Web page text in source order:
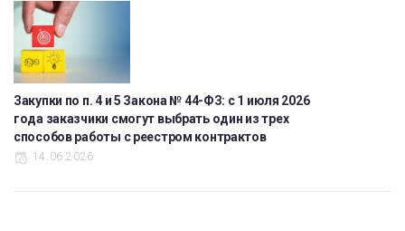
Закупки по п. 4 и 5 Закона № 44-ФЗ: с 1 июля 2026
года заказчики смогут выбрать один из трех
способов работы с реестром контрактов
14.06.2026